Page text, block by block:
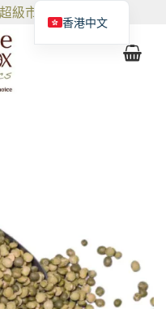
級市場和咖啡館
香港中文